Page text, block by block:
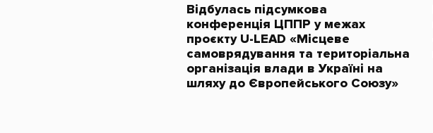
Відбулась підсумкова
конференція ЦППР у межах
проєкту U-LEAD «Місцеве
самоврядування та територіальна
організація влади в Україні на
шляху до Європейського Союзу»